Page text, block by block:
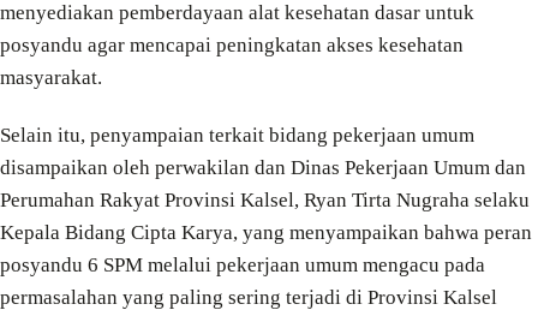
menyediakan pemberdayaan alat kesehatan dasar untuk
posyandu agar mencapai peningkatan akses kesehatan
masyarakat.
Selain itu, penyampaian terkait bidang pekerjaan umum
disampaikan oleh perwakilan dan Dinas Pekerjaan Umum dan
Perumahan Rakyat Provinsi Kalsel, Ryan Tirta Nugraha selaku
Kepala Bidang Cipta Karya, yang menyampaikan bahwa peran
posyandu 6 SPM melalui pekerjaan umum mengacu pada
permasalahan yang paling sering terjadi di Provinsi Kalsel